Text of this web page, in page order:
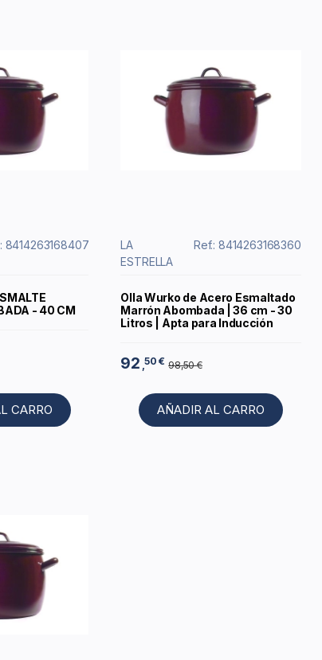
8414263168407
- 40 CM
CARRO
LA
ESTRELLA
Ref.: 8414263168360
Olla Wurko de Acero Esmaltado
Marrón Abombada | 36 cm - 30
Litros | Apta para Inducción
92 ,50 € 98,50 €
AÑADIR AL CARRO